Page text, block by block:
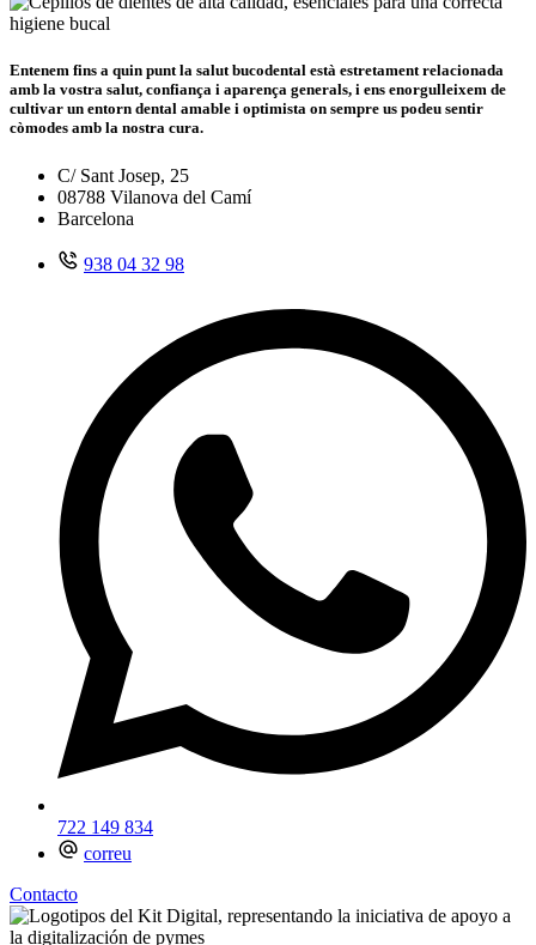
Entenem fins a quin punt la salut bucodental està estretament relacionada
amb la vostra salut, confiança i aparença generals, i ens enorgulleixem de
cultivar un entorn dental amable i optimista on sempre us podeu sentir
còmodes amb la nostra cura.
C/ Sant Josep, 25
08788 Vilanova del Camí
Barcelona
938 04 32 98
722 149 834
correu
Contacto